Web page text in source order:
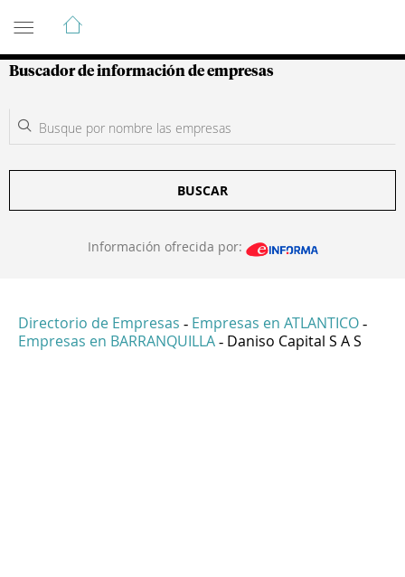
Guía de Empresas Colombianas
Buscador de información de empresas
BUSCAR
Información ofrecida por:
Directorio de Empresas - Empresas en ATLANTICO -
Empresas en BARRANQUILLA - Daniso Capital S A S